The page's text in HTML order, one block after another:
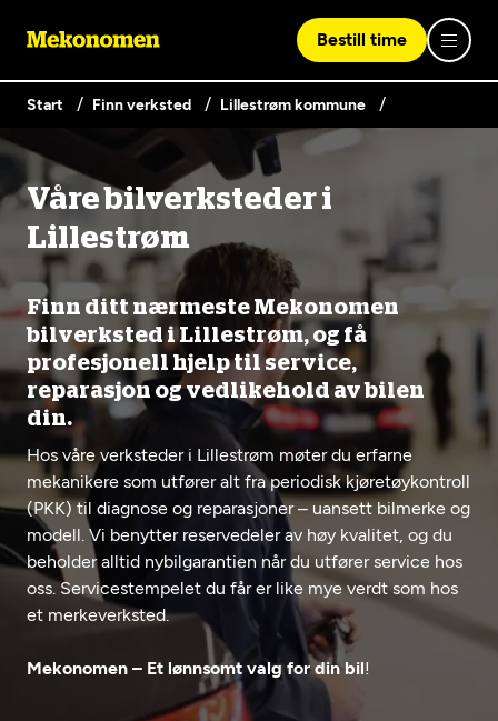
Finn verksted
Våre tjenester
Bilservice
EU-kontroll - Vanlig bil (opptil 3,5t)
Diagnose/Feilsøking
Se alle (52) tjenester her
Mekonomen Bilkonto
Hvorfor Mekonomen
Bilkonto
Elbilverksted
Fritt verkstedvalg
Lønnsomt valg
Mobilitetsgaranti
Nybilgaranti og fabrikkgaranti
Biltips og råd
Bestill time
Lag en brukerkonto
Er du ikke Mekonomen-kunde ennå? Opprett en konto
ved å klikke på knappen nedenfor.
Opprett en konto
Logg inn med Vipps
Vipps på denne enhet
Start Finn verksted Lillestrøm kommune
Våre bilverksteder i
Lillestrøm
Finn ditt nærmeste Mekonomen
bilverksted i Lillestrøm, og få
profesjonell hjelp til service,
reparasjon og vedlikehold av bilen
din.
Hos våre verksteder i Lillestrøm møter du erfarne
mekanikere som utfører alt fra periodisk kjøretøykontroll
(PKK) til diagnose og reparasjoner – uansett bilmerke og
modell. Vi benytter reservedeler av høy kvalitet, og du
beholder alltid nybilgarantien når du utfører service hos
oss. Servicestempelet du får er like mye verdt som hos
et merkeverksted.
Mekonomen – Et lønnsomt valg for din bil!